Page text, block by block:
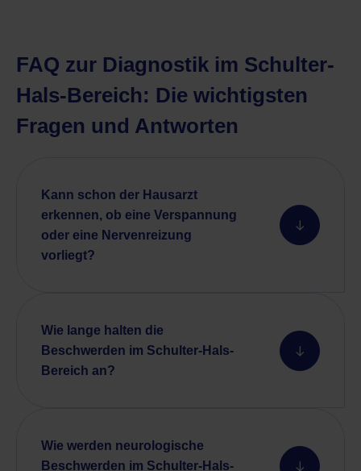
FAQ zur Diagnostik im Schulter-
Hals-Bereich: Die wichtigsten
Fragen und Antworten
Kann schon der Hausarzt
erkennen, ob eine Verspannung
oder eine Nervenreizung
vorliegt?
Wie lange halten die
Beschwerden im Schulter-Hals-
Bereich an?
Wie werden neurologische
Beschwerden im Schulter-Hals-